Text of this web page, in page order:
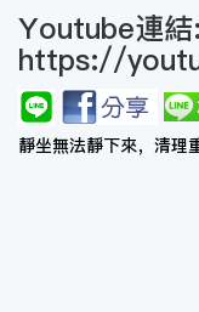
Youtube連結:
https://
靜坐無法靜下來，清理